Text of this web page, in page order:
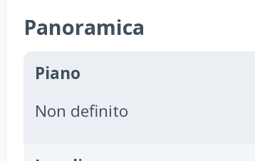
Panoramica
Piano
Non definito